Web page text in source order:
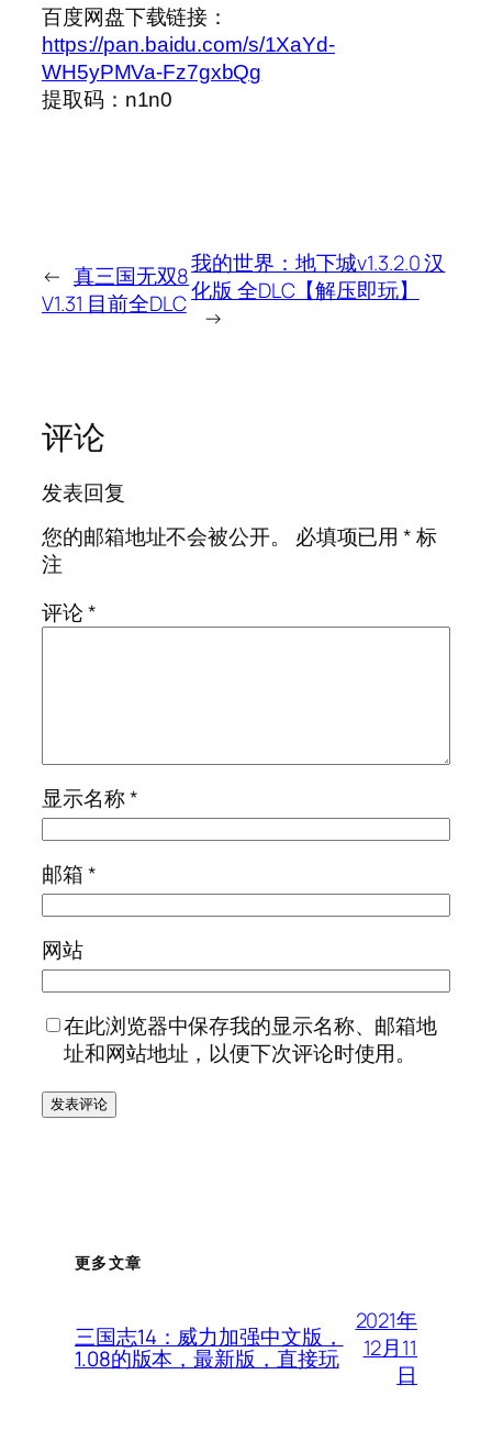
百度网盘下载链接：
https://pan.baidu.com/s/1XaYd-
WH5yPMVa-Fz7gxbQg
提取码：n1n0
← 真三国无双8
V1.31 目前全DLC
我的世界：地下城v1.3.2.0 汉
化版 全DLC【解压即玩】
→
评论
发表回复
您的邮箱地址不会被公开。
必填项已用*标
注
评论*
显示名称*
邮箱*
网站
在此浏览器中保存我的显示名称、邮箱地
址和网站地址，以便下次评论时使用。
更多文章
三国志14：威力加强中文版，
1.08的版本，最新版，直接玩
2021年
12月11
日